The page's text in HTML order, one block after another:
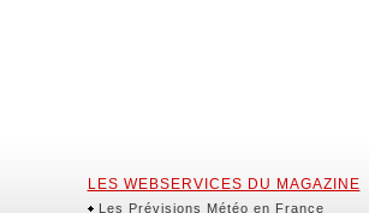
LES WEBSERVICES DU MAGAZINE
Les Prévisions Météo en France